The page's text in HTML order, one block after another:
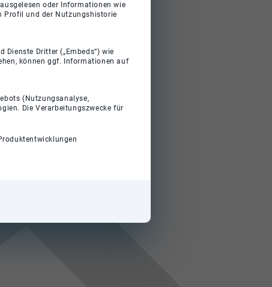
oder Informationen wie
Profil und der Nutzungshistorie
Dienste Dritter („Embeds“) wie
können ggf. Informationen auf
(Nutzungsanalyse,
Die Verarbeitungszwecke für